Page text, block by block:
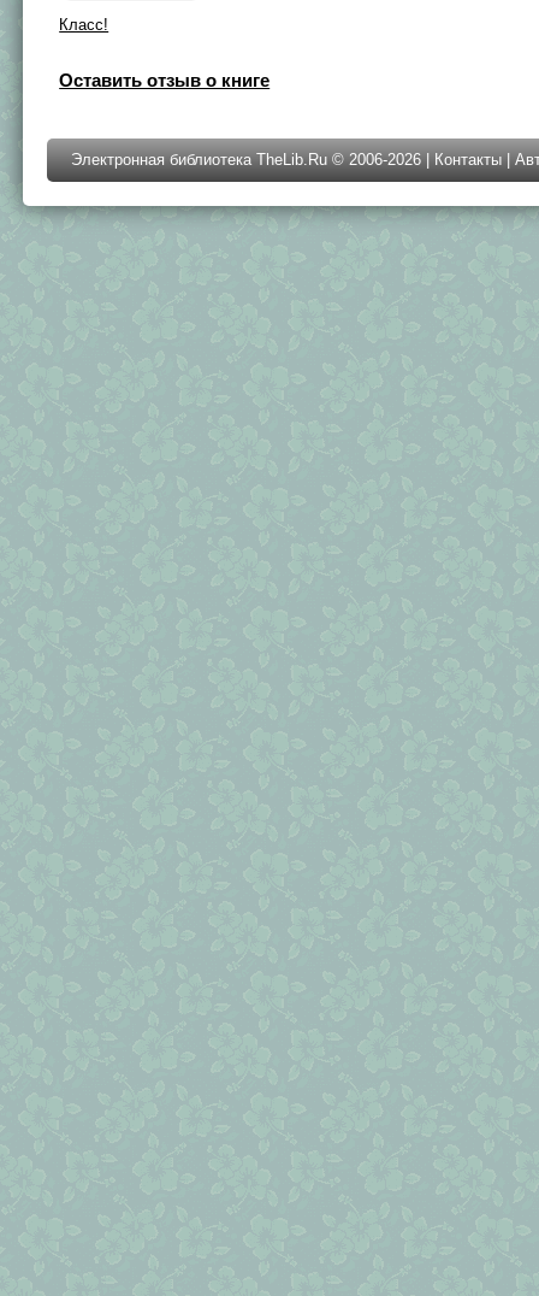
Класс!
Оставить отзыв о книге
Электронная библиотека TheLib.Ru © 2006-2026 | Контакты |